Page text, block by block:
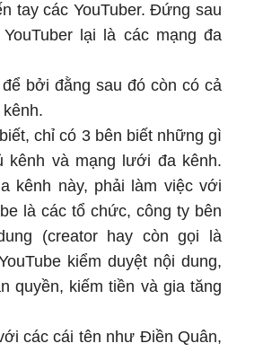
tay các YouTuber. Đứng sau
lại là các mạng đa
bởi đằng sau đó còn có cả
chỉ có 3 bên biết những gì
kênh và mạng lưới đa kênh.
kênh này, phải làm việc với
là các tổ chức, công ty bên
(creator hay còn gọi là
kiểm duyệt nội dung,
quyền, kiếm tiền và gia tăng
các cái tên như Điền Quân,